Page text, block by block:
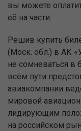
вы можете
её на части.
Решив купить
(Моск. обл.) в АК
не сомневаться в
всём пути
авиакомпании
мировой
лидирующим
на российском